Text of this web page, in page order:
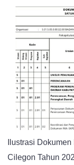
Ilustrasi
Cilegon Tahun